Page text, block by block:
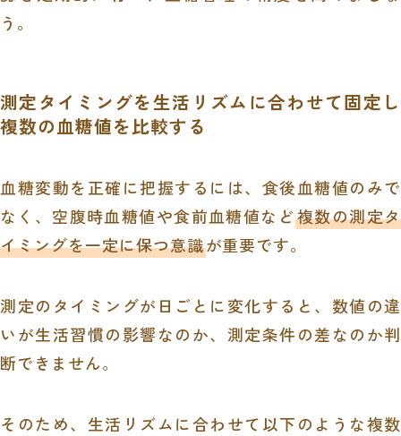
う。
測定タイミングを生活リズムに合わせて固定し
複数の血糖値を比較する
血糖変動を正確に把握するには、食後血糖値のみで
なく、空腹時血糖値や食前血糖値など複数の測定タ
イミングを一定に保つ意識が重要です。
測定のタイミングが日ごとに変化すると、数値の違
いが生活習慣の影響なのか、測定条件の差なのか判
断できません。
そのため、生活リズムに合わせて以下のような複数